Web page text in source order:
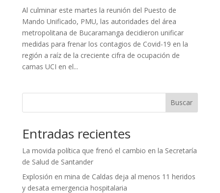
Al culminar este martes la reunión del Puesto de
Mando Unificado, PMU, las autoridades del área
metropolitana de Bucaramanga decidieron unificar
medidas para frenar los contagios de Covid-19 en la
región a raíz de la creciente cifra de ocupación de
camas UCI en el...
Buscar
Entradas recientes
La movida política que frenó el cambio en la Secretaría
de Salud de Santander
Explosión en mina de Caldas deja al menos 11 heridos
y desata emergencia hospitalaria